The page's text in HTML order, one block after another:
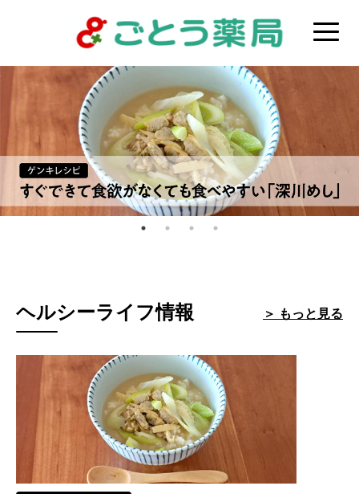
ヘルシーライフ情報 ＞ もっと見る